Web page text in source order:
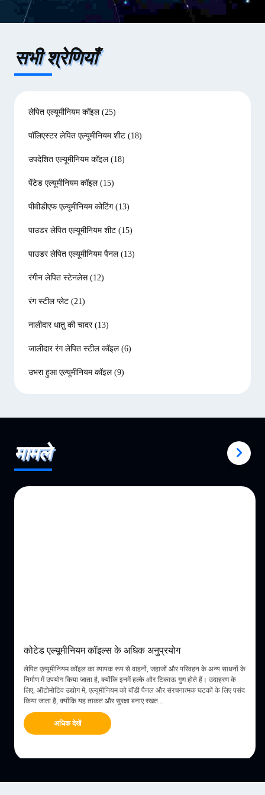
सभी श्रेणियाँ
लेपित एल्यूमीनियम कॉइल (25)
पॉलिएस्टर लेपित एल्यूमीनियम शीट (18)
उपदेशित एल्यूमीनियम कॉइल (18)
पेंटेड एल्यूमीनियम कॉइल (15)
पीवीडीएफ एल्यूमीनियम कोटिंग (13)
पाउडर लेपित एल्यूमीनियम शीट (15)
पाउडर लेपित एल्यूमीनियम पैनल (13)
रंगीन लेपित स्टेनलेस (12)
रंग स्टील प्लेट (21)
नालीदार धातु की चादर (13)
जालीदार रंग लेपित स्टील कॉइल (6)
उभरा हुआ एल्यूमीनियम कॉइल (9)
मामले
कोटेड एल्यूमीनियम कॉइल्स के अधिक अनुप्रयोग
लेपित एल्यूमीनियम कॉइल का व्यापक रूप से वाहनों, जहाजों और परिवहन के अन्य साधनों के
निर्माण में उपयोग किया जाता है, क्योंकि इनमें हल्के और टिकाऊ गुण होते हैं। उदाहरण के
लिए, ऑटोमोटिव उद्योग में, एल्यूमीनियम को बॉडी पैनल और संरचनात्मक घटकों के लिए पसंद
किया जाता है, क्योंकि यह ताकत और सुरक्षा बनाए रखत...
अधिक देखें